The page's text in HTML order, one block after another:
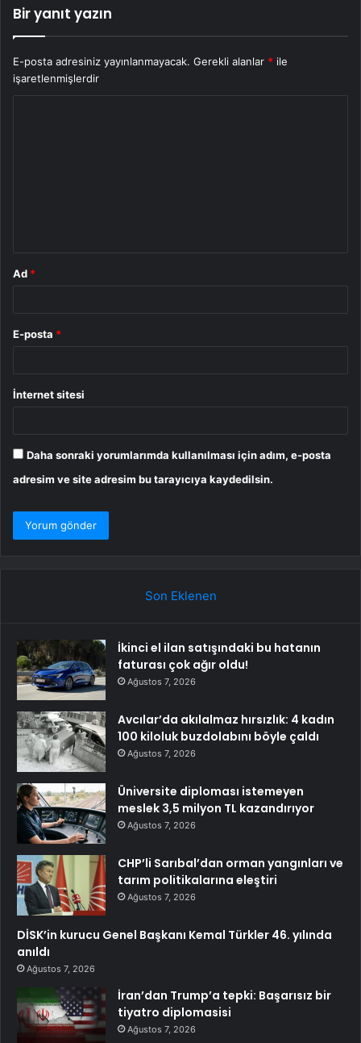
Bir yanıt yazın
E-posta adresiniz yayınlanmayacak. Gerekli alanlar * ile
işaretlenmişlerdir
Ad *
E-posta *
İnternet sitesi
Daha sonraki yorumlarımda kullanılması için adım, e-posta
adresim ve site adresim bu tarayıcıya kaydedilsin.
Son Eklenen
İkinci el ilan satışındaki bu hatanın
faturası çok ağır oldu!
Ağustos 7, 2026
Avcılar’da akılalmaz hırsızlık: 4 kadın
100 kiloluk buzdolabını böyle çaldı
Ağustos 7, 2026
Üniversite diploması istemeyen
meslek 3,5 milyon TL kazandırıyor
Ağustos 7, 2026
CHP’li Sarıbal’dan orman yangınları ve
tarım politikalarına eleştiri
Ağustos 7, 2026
DİSK’in kurucu Genel Başkanı Kemal Türkler 46. yılında
anıldı
Ağustos 7, 2026
İran’dan Trump’a tepki: Başarısız bir
tiyatro diplomasisi
Ağustos 7, 2026